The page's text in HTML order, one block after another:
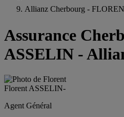
Allianz Cherbourg -
Assurance
ASSELIN -
Florent ASSELIN-
Agent Général